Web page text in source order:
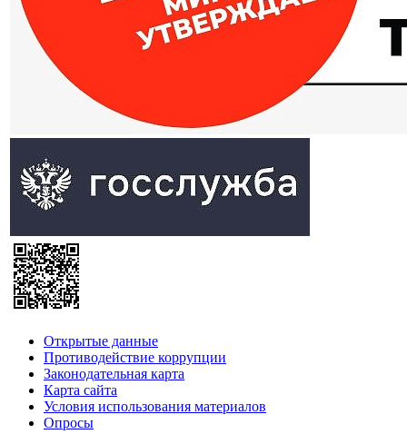
Открытые данные
Противодействие коррупции
Законодательная карта
Карта сайта
Условия использования материалов
Опросы